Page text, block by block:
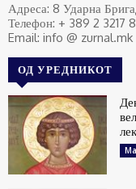
Адреса: 8 Ударна
Телефон: + 389 2 3217
Email: info @ zurnal.mk
ОД УРЕДНИКОТ